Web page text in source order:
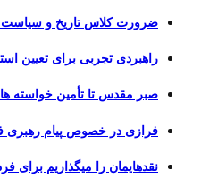
ضرورت کلاس تاریخ و سیاست
راهبردی تجربی برای تعیین
صبر مقدس تا تأمین خواسته
فرازی در خصوص پیام رهبری
نقدهایمان را میگذاریم برای